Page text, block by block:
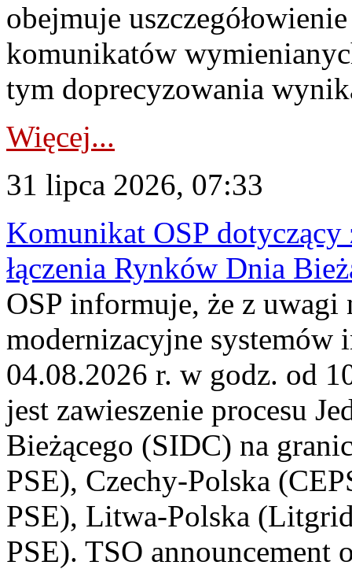
obejmuje
komunikatów
tym doprecyzowania
Więcej...
31 lipca 2026, 07:33
Komunikat OSP dotyczący
łączenia Rynków Dnia
OSP informuje, że z uwagi
modernizacyjne
04.08.2026 r. w godz. od
jest zawieszenie procesu
Bieżącego (SIDC) na
PSE), Czechy-Polska
PSE), Litwa-Polska
PSE). TSO announcement